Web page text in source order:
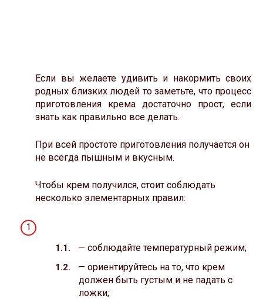
Если вы желаете удивить и накормить своих
родных близких людей то заметьте, что процесс
приготовления крема достаточно прост, если
знать как правильно все делать.
При всей простоте приготовления получается он
не всегда пышным и вкусным.
Чтобы крем получился, стоит соблюдать
несколько элементарных правил:
— соблюдайте температурный режим;
— ориентируйтесь на то, что крем
должен быть густым и не падать с
ложки;